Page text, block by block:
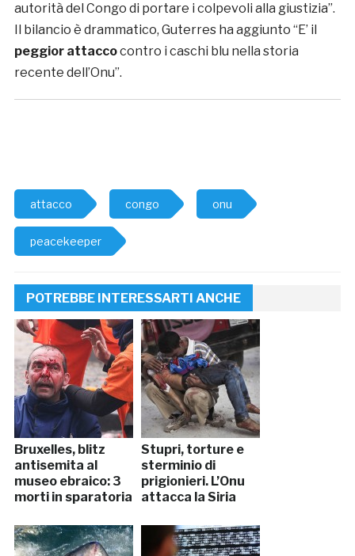
autorità del Congo di portare i colpevoli alla giustizia”.
Il bilancio è drammatico, Guterres ha aggiunto “E’ il
peggior attaccocontro i caschi blu nella storia
recente dell’Onu”.
attacco congo onu
peacekeeper
POTREBBE INTERESSARTI ANCHE
Bruxelles, blitz
antisemita al
museo ebraico: 3
morti in sparatoria
Stupri, torture e
sterminio di
prigionieri. L’Onu
attacca la Siria